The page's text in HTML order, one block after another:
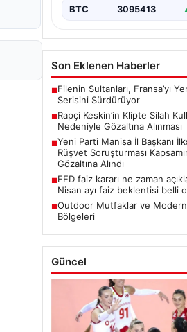
BTC 3095413
Son Eklenen Haberler
■Filenin Sultanları, Fransa’yı
Serisini Sürdürüyor
■Rapçi Keskin’in Klipte Silah
Nedeniyle Gözaltına Alınması
■Yeni Parti Manisa İl Başkanı
Rüşvet Soruşturması
Gözaltına Alındı
■FED faiz kararı ne zaman
Nisan ayı faiz beklentisi belli
■Outdoor Mutfaklar ve Modern
Bölgeleri
Güncel